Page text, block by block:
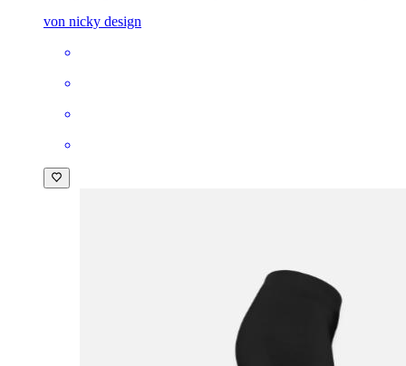
von nicky design